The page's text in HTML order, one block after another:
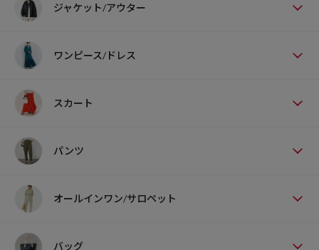
ジャケット/アウター
ワンピース/ドレス
スカート
パンツ
オールインワン/サロペット
バッグ